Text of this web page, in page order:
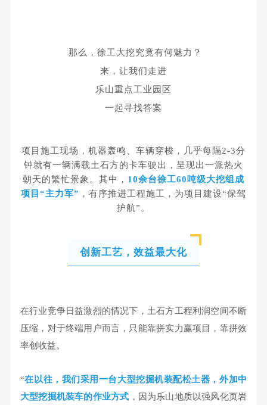
那么，徐工大挖究竟有何魅力？
来，让我们走进
乐山重点工业园区
一起寻找答案
项目施工现场，机器轰鸣、车辆穿梭，几乎每隔2-3分
钟就有一辆满载土石方的卡车驶出，呈现出一派热火
朝天的繁忙景象。其中， 10余台徐工60吨级大挖组成
项目“主力军” ，有序推进工程施工，为项目建设“保驾
护航”。
创新工艺，效益最大化
在行业竞争日益激烈的情况下，土石方工程利润空间不断
压缩，对于终端用户而言，只能靠拼实力赢项目，靠拼效
率创收益。
“在以往，我们采用一台大型挖掘机装配松土器，外加中
大型挖掘机装车的作业方式 ，因为乐山地质以强风化页岩